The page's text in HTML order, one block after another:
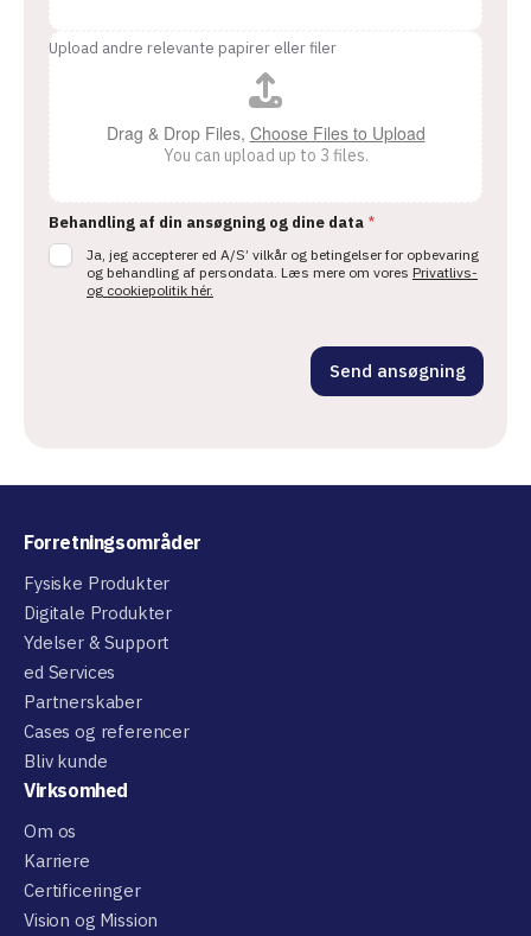
Upload andre relevante papirer eller filer
Drag & Drop Files, Choose Files to Upload
You can upload up to 3 files.
Behandling af din ansøgning og dine data *
Ja, jeg accepterer ed A/S’ vilkår og betingelser for opbevaring
og behandling af persondata. Læs mere om vores Privatlivs-
og cookiepolitik hér.
Send ansøgning
Forretningsområder
Fysiske Produkter
Digitale Produkter
Ydelser & Support
ed Services
Partnerskaber
Cases og referencer
Bliv kunde
Virksomhed
Om os
Karriere
Certificeringer
Vision og Mission